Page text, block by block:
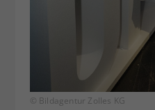
© Bildagentur Zolles KG